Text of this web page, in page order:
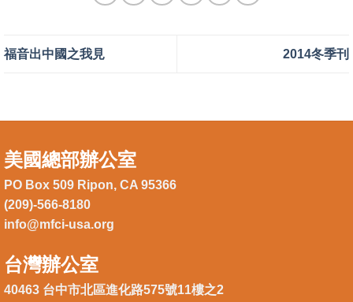
福音出中國之我見 2014冬季刊
美國總部辦公室
PO Box 509 Ripon, CA 95366
(209)-566-8180
info@mfci-usa.org
台灣辦公室
40463 台中市北區進化路575號11樓之2